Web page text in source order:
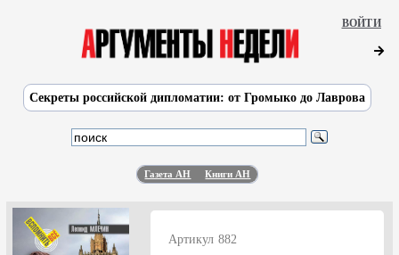
Секреты российской дипломатии: от Громыко до Лаврова
ВОЙТИ
Газета АН Книги АН
Артикул 882